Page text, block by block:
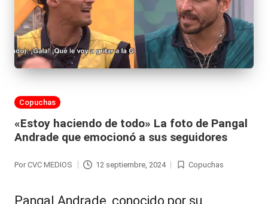
Publicada
Copuchas
«Estoy haciendo de todo» La foto de Pangal
Andrade que emocionó a sus seguidores
Por CVC MEDIOS 12 septiembre, 2024
Publicada
Copuchas
Pangal Andrade, conocido por su